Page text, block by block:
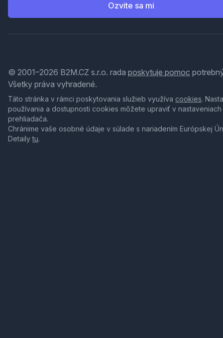
Ozvite sa mi
© 2001–2026 B2M.CZ s.r.o. rada poskytuje pomoc
Všetky práva vyhradené.
Táto stránka v rámci poskytovania služieb využíva cookies.
používania a dostupnosti cookies môžete upraviť v nastaveniach
prehliadača.
Chránime vaše osobné údaje v súlade s nariadením Európskej
Detailytu.